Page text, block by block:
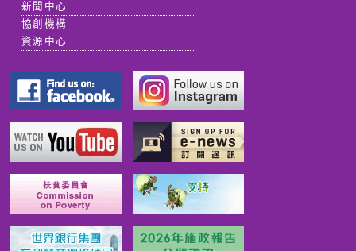
新聞中心
協創機構
資源中心